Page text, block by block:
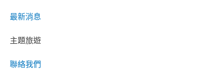
最新消息
主題旅遊
聯絡我們